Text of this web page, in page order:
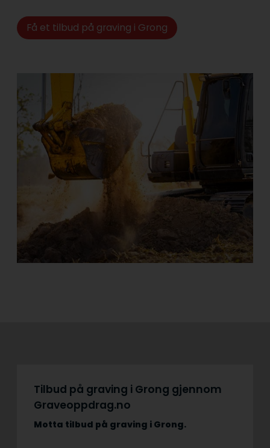
Få et tilbud på graving i Grong
Tilbud på graving i Grong gjennom
Graveoppdrag.no
Motta tilbud på graving i Grong.